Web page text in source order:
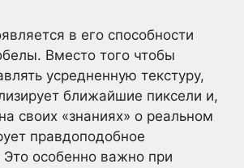
в его способности
Вместо того чтобы
усредненную текстуру,
ближайшие пиксели и,
своих «знаниях» о реальном
правдоподобное
особенно важно при